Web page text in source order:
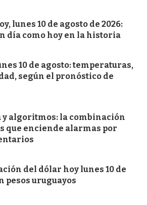
lunes 10 de agosto de 2026:
día como hoy en la historia
10 de agosto: temperaturas,
según el pronóstico de
y algoritmos: la combinación
que enciende alarmas por
del dólar hoy lunes 10 de
pesos uruguayos